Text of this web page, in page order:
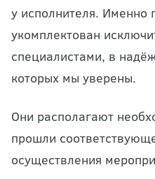
у исполнителя. Именно
укомплектован
специалистами, в
которых мы уверены.
Они располагают
прошли
осуществления